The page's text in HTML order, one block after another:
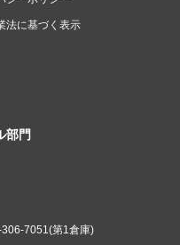
法に基づく表示
部門
7051(第1倉庫)